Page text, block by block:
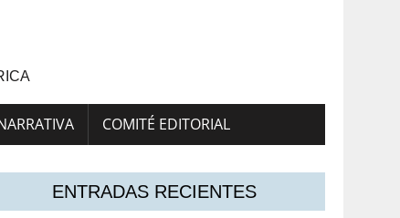
COMITÉ EDITORIAL
ENTRADAS RECIENTES